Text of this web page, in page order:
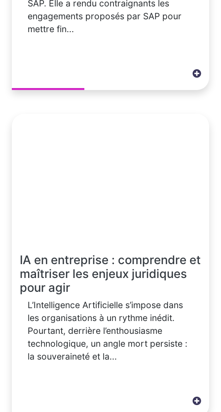
SAP. Elle a rendu contraignants les
engagements proposés par SAP pour
mettre fin...
IA en entreprise : comprendre et
maîtriser les enjeux juridiques
pour agir
L’Intelligence Artificielle s’impose dans
les organisations à un rythme inédit.
Pourtant, derrière l’enthousiasme
technologique, un angle mort persiste :
la souveraineté et la...